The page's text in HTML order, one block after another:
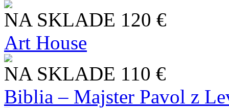
NA SKLADE 120 €
Art House
NA SKLADE 110 €
Biblia – Majster Pavol z